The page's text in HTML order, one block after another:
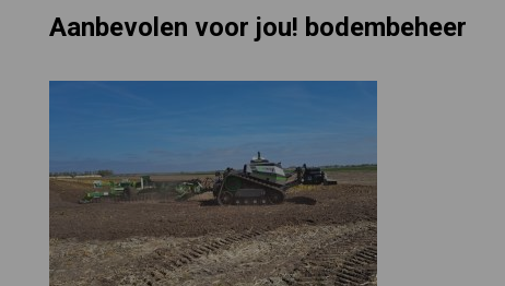
Aanbevolen voor jou! bodembeheer